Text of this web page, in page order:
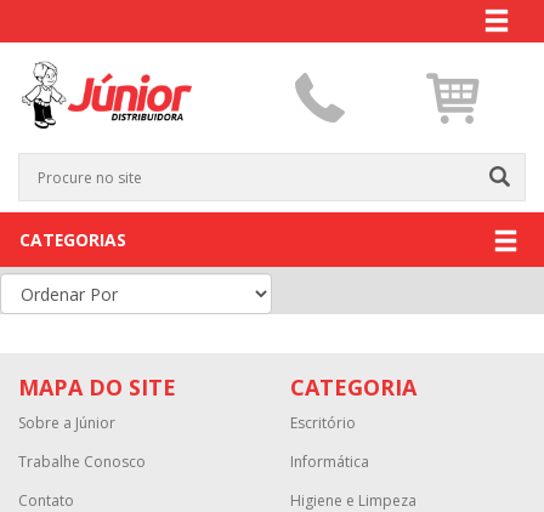
CATEGORIAS
MAPA DO SITE
Sobre a Júnior
Trabalhe Conosco
Contato
CATEGORIA
Escritório
Informática
Higiene e Limpeza